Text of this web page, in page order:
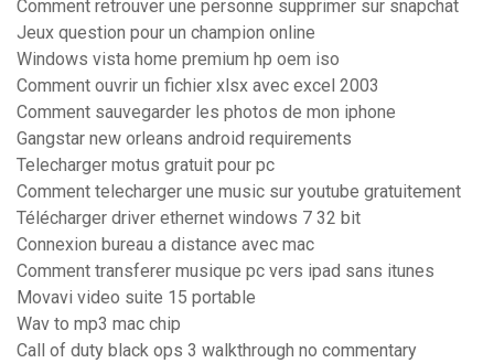
Comment retrouver une personne supprimer sur snapchat
Jeux question pour un champion online
Windows vista home premium hp oem iso
Comment ouvrir un fichier xlsx avec excel 2003
Comment sauvegarder les photos de mon iphone
Gangstar new orleans android requirements
Telecharger motus gratuit pour pc
Comment telecharger une music sur youtube gratuitement
Télécharger driver ethernet windows 7 32 bit
Connexion bureau a distance avec mac
Comment transferer musique pc vers ipad sans itunes
Movavi video suite 15 portable
Wav to mp3 mac chip
Call of duty black ops 3 walkthrough no commentary